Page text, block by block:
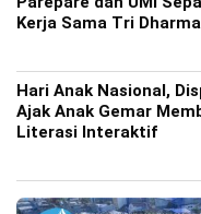
Kerja Sama Tri
Hari Anak Nasional,
Ajak Anak Gemar
Literasi Interaktif